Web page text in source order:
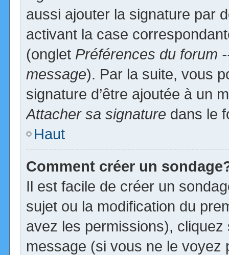
aussi ajouter la signature par
activant la case
(onglet Préférences du forum
message). Par la suite, vous
signature d’être ajoutée à un
Attacher sa signature dans le
Haut
Comment créer un
Il est facile de créer un
sujet ou la modification du
avez les permissions), cliquez
message (si vous ne le voyez